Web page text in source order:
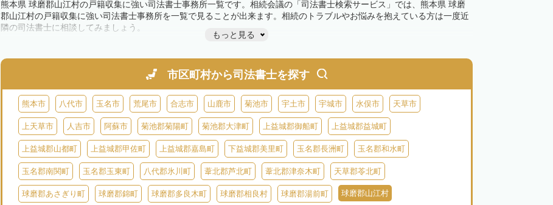
熊本県 球磨郡山江村の戸籍収集に強い司法書士事務所一覧です。相続会議の「司法書士検索サービス」では、熊本県 球磨
郡山江村の戸籍収集に強い司法書士事務所を一覧で見ることが出来ます。相続のトラブルやお悩みを抱えている方は一度近
隣の司法書士に相談してみましょう。
もっと見る
市区町村から司法書士を探す
熊本市 八代市 玉名市 荒尾市 合志市 山鹿市 菊池市 宇土市 宇城市 水俣市 天草市
上天草市 人吉市 阿蘇市 菊池郡菊陽町 菊池郡大津町 上益城郡御船町 上益城郡益城町
上益城郡山都町 上益城郡甲佐町 上益城郡嘉島町 下益城郡美里町 玉名郡長洲町 玉名郡和水町
玉名郡南関町 玉名郡玉東町 八代郡氷川町 葦北郡芦北町 葦北郡津奈木町 天草郡苓北町
球磨郡あさぎり町 球磨郡錦町 球磨郡多良木町 球磨郡相良村 球磨郡湯前町 球磨郡山江村